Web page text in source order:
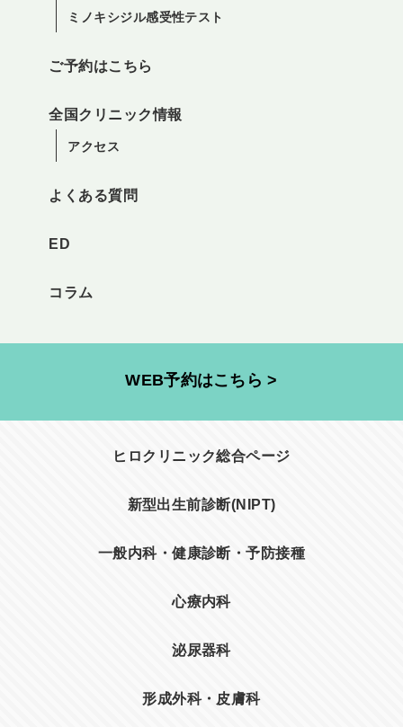
ミノキシジル感受性テスト
ご予約はこちら
全国クリニック情報
アクセス
よくある質問
ED
コラム
WEB予約はこちら >
ヒロクリニック総合ページ
新型出生前診断(NIPT)
一般内科・健康診断・予防接種
心療内科
泌尿器科
形成外科・皮膚科